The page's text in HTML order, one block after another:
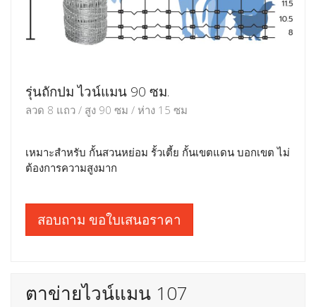
รุ่นถักปม ไวน์แมน 90 ซม.
ลวด 8 แถว / สูง 90 ซม / ห่าง 15 ซม
เหมาะสำหรับ กั้นสวนหย่อม รั้วเตี้ย กั้นเขตแดน บอกเขต ไม่
ต้องการความสูงมาก
สอบถาม ขอใบเสนอราคา
ตาข่ายไวน์แมน 107